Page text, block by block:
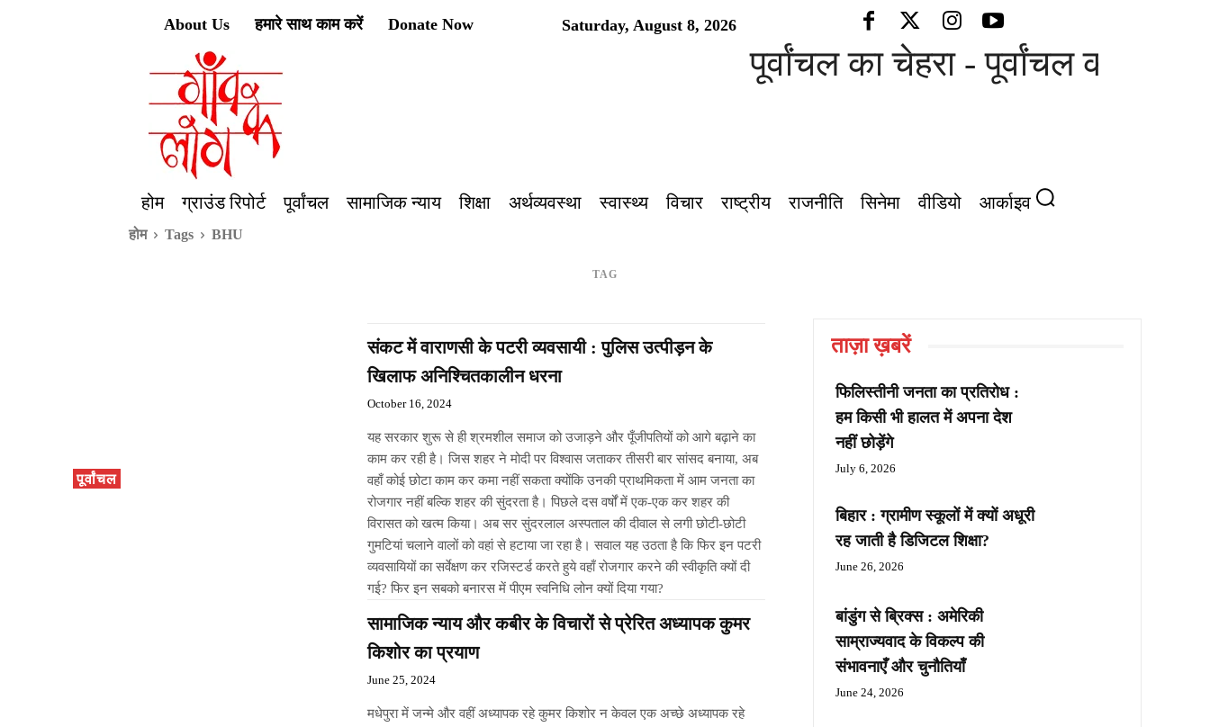
Saturday, August 8, 2026
About Us हमारे साथ काम करें Donate Now
पूर्वांचल का चेहरा - पूर्वांचल की आवाज़
होम ग्राउंड रिपोर्ट पूर्वांचल सामाजिक न्याय शिक्षा अर्थव्यवस्था स्वास्थ्य विचार राष्ट्रीय राजनीति सिनेमा वीडियो आर्काइव
होम Tags BHU
TAG
पूर्वांचल
संकट में वाराणसी के पटरी व्यवसायी : पुलिस उत्पीड़न के
खिलाफ अनिश्चितकालीन धरना
October 16, 2024
यह सरकार शुरू से ही श्रमशील समाज को उजाड़ने और पूँजीपतियों को आगे बढ़ाने का
काम कर रही है। जिस शहर ने मोदी पर विश्वास जताकर तीसरी बार सांसद बनाया, अब
वहाँ कोई छोटा काम कर कमा नहीं सकता क्योंकि उनकी प्राथमिकता में आम जनता का
रोजगार नहीं बल्कि शहर की सुंदरता है। पिछले दस वर्षों में एक-एक कर शहर की
विरासत को खत्म किया। अब सर सुंदरलाल अस्पताल की दीवाल से लगी छोटी-छोटी
गुमटियां चलाने वालों को वहां से हटाया जा रहा है। सवाल यह उठता है कि फिर इन पटरी
व्यवसायियों का सर्वेक्षण कर रजिस्टर्ड करते हुये वहाँ रोजगार करने की स्वीकृति क्यों दी
गई? फिर इन सबको बनारस में पीएम स्वनिधि लोन क्यों दिया गया?
सामाजिक न्याय और कबीर के विचारों से प्रेरित अध्यापक कुमर
किशोर का प्रयाण
June 25, 2024
मधेपुरा में जन्मे और वहीं अध्यापक रहे कुमर किशोर न केवल एक अच्छे अध्यापक रहे
ताज़ा ख़बरें
फिलिस्तीनी जनता का प्रतिरोध :
हम किसी भी हालत में अपना देश
नहीं छोड़ेंगे
July 6, 2026
बिहार : ग्रामीण स्कूलों में क्यों अधूरी
रह जाती है डिजिटल शिक्षा?
June 26, 2026
बांडुंग से ब्रिक्स : अमेरिकी
साम्राज्यवाद के विकल्प की
संभावनाएँ और चुनौतियाँ
June 24, 2026